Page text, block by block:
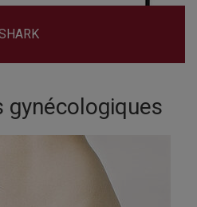
gynécologiques